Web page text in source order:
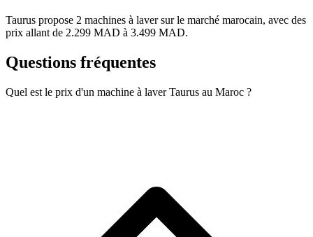
Taurus propose 2 machines à laver sur le marché marocain, avec des
prix allant de 2.299 MAD à 3.499 MAD.
Questions fréquentes
Quel est le prix d'un machine à laver Taurus au Maroc ?